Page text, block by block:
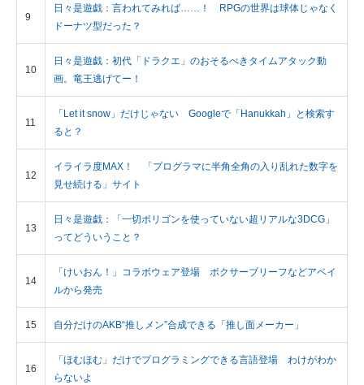
ちょっと気になるネットの話題
9
日々是遊戯：言われてみれば……！ RPGの世界は球体じゃなく
ドーナツ型だった？
10
日々是遊戯：初代「ドラクエ」のおそるべきタイムアタック動
画。竜王逃げてー！
11
「Let it snow」だけじゃない Googleで「Hanukkah」と検索す
ると？
12
イライラ度MAX！ 「プログラマに半角全角の入り乱れた数字を
見せ続ける」サイト
13
日々是遊戯：「一切ポリゴンを使っていない超リアルな3DCG」
ってどういうこと？
14
「けいおん！」コラボウェア登場 ボクサーブリーフなどアベイ
ルから発売
15 自分だけのAKB“推しメン”合成できる「推し面メーカー」
16
「ほむほむ」だけでプログラミングできる言語登場 わけがわか
らないよ